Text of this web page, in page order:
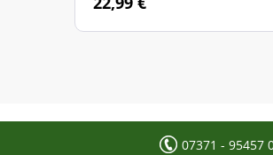
07371 - 95457